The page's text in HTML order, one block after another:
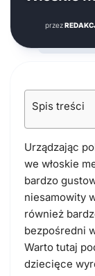
przez
Spis treści
Urządzając
we włoskie
bardzo
niesamowity
również
bezpośredni
Warto tutaj
dziecięce